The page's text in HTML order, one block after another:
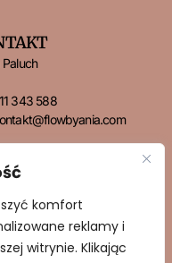
komfort
reklamy i
witrynie. Klikając
Paluch
343 588